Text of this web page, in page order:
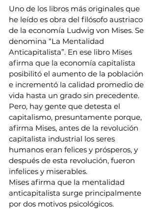
Uno de los libros más originales que
he leído es obra del filósofo austriaco
de la economía Ludwig von Mises. Se
denomina “La Mentalidad
Anticapitalista”. En ese libro Mises
afirma que la economía capitalista
posibilitó el aumento de la población
e incrementó la calidad promedio de
vida hasta un grado sin precedente.
Pero, hay gente que detesta el
capitalismo, presuntamente porque,
afirma Mises, antes de la revolución
capitalista industrial los seres
humanos eran felices y prósperos, y
después de esta revolución, fueron
infelices y miserables.
Mises afirma que la mentalidad
anticapitalista surge principalmente
por dos motivos psicológicos.